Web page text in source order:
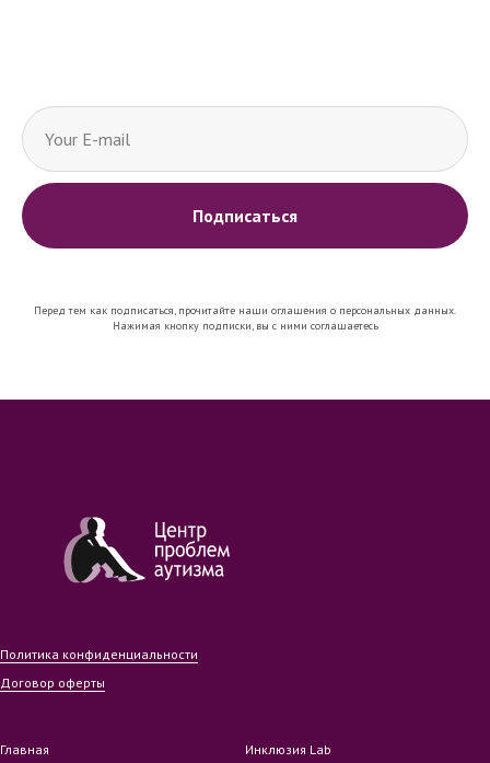
Подписаться
Перед тем как подписаться, прочитайте наши оглашения о персональных данных.
Нажимая кнопку подписки, вы с ними соглашаетесь
Политика конфиденциальности
Договор оферты
Главная
Инклюзия Lab